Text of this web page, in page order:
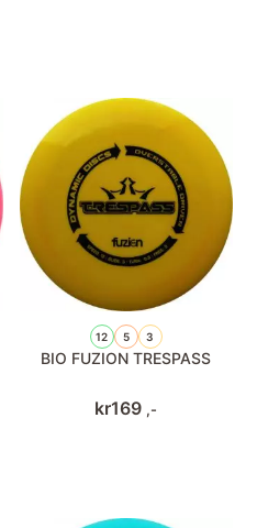
12 5 3
BIO FUZION TRESPASS
kr169 ,-